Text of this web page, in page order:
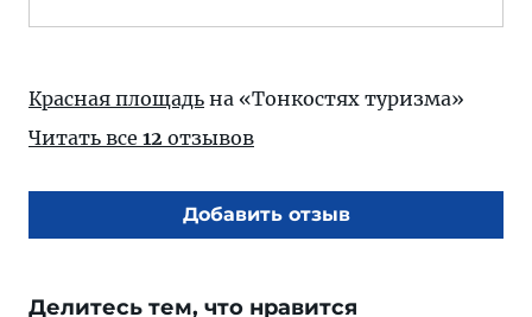
Красная площадь на «Тонкостях туризма»
Читать все 12 отзывов
Добавить отзыв
Делитесь тем, что нравится